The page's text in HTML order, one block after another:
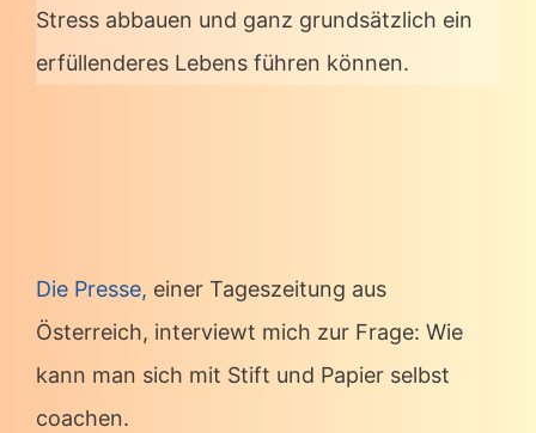
Stress abbauen und ganz grundsätzlich ein
erfüllenderes Lebens führen können.
Die Presse, einer Tageszeitung aus
Österreich, interviewt mich zur Frage: Wie
kann man sich mit Stift und Papier selbst
coachen.